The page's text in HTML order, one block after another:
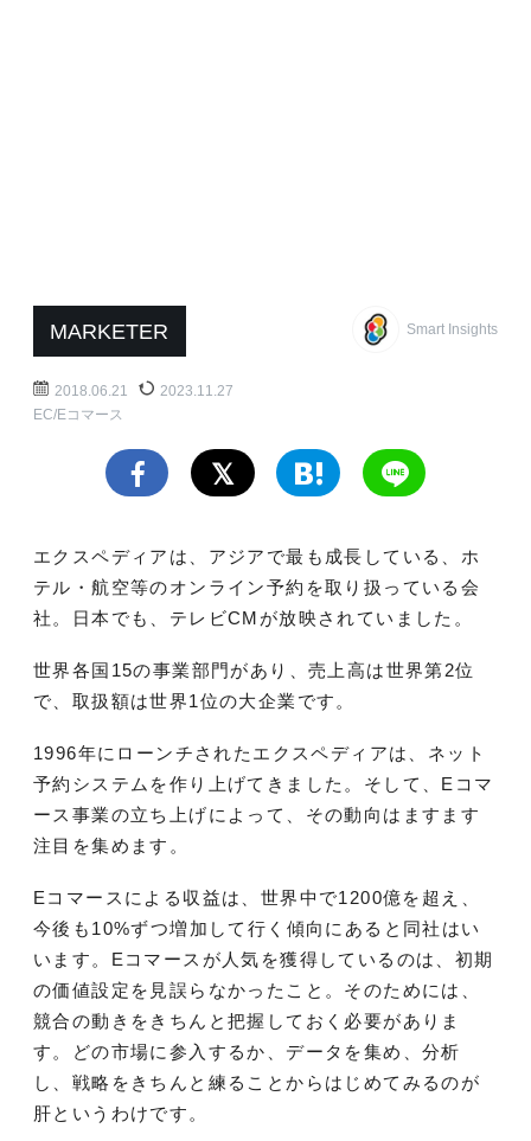
MARKETER Smart Insights
2018.06.21
2023.11.27
EC/Eコマース
エクスペディアは、アジアで最も成長している、ホ
テル・航空等のオンライン予約を取り扱っている会
社。日本でも、テレビCMが放映されていました。
世界各国15の事業部門があり、売上高は世界第2位
で、取扱額は世界1位の大企業です。
1996年にローンチされたエクスペディアは、ネット
予約システムを作り上げてきました。そして、Eコマ
ース事業の立ち上げによって、その動向はますます
注目を集めます。
Eコマースによる収益は、世界中で1200億を超え、
今後も10%ずつ増加して行く傾向にあると同社はい
います。Eコマースが人気を獲得しているのは、初期
の価値設定を見誤らなかったこと。そのためには、
競合の動きをきちんと把握しておく必要がありま
す。どの市場に参入するか、データを集め、分析
し、戦略をきちんと練ることからはじめてみるのが
肝というわけです。